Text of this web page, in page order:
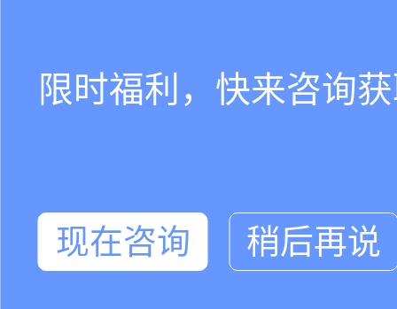
限时福利，快来咨询
现在咨询 稍后再说